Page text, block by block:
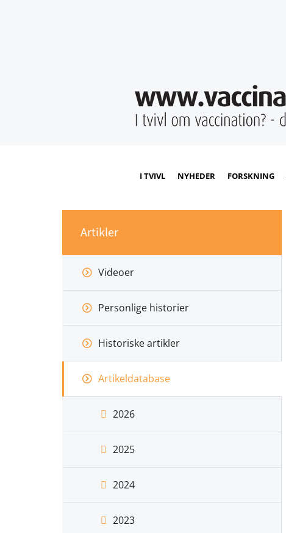
I TVIVL NYHEDER FORSKNING
Artikler
Videoer
Personlige historier
Historiske artikler
Artikeldatabase
2026
2025
2024
2023